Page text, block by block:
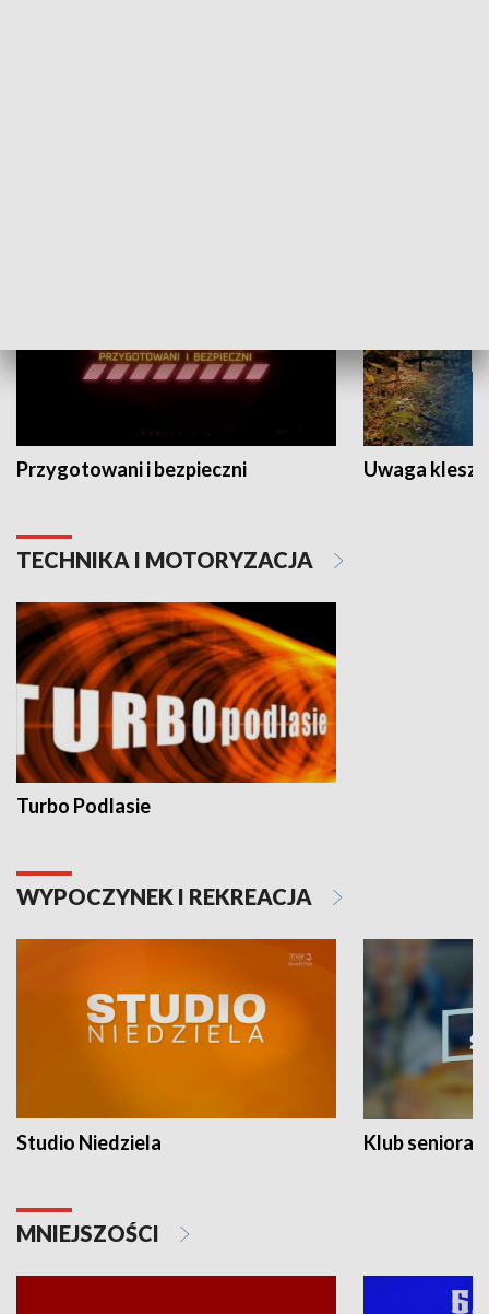
Przygotowani i bezpieczni Uwaga
TECHNIKA I MOTORYZACJA
Turbo Podlasie
WYPOCZYNEK I REKREACJA
Studio Niedziela Klub seniora
MNIEJSZOŚCI